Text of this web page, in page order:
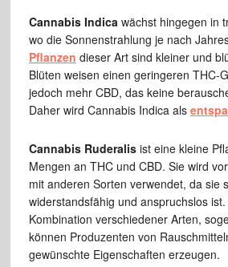
Cannabis Indicawächst hingegen in
wo die Sonnenstrahlung je nach
Pflanzen dieser Art sind kleiner und
Blüten weisen einen geringeren THC-
jedoch mehr CBD, das keine
Daher wird Cannabis Indica als
Cannabis Ruderalisist eine kleine
Mengen an THC und CBD. Sie wird
mit anderen Sorten verwendet, da sie
widerstandsfähig und anspruchslos
Kombination verschiedener Arten,
können Produzenten von
gewünschte Eigenschaften erzeugen.